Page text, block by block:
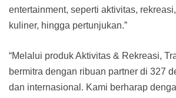
entertainment, seperti aktivitas,
kuliner, hingga pertunjukan.”
“Melalui produk Aktivitas & Rekreasi,
bermitra dengan ribuan partner di 327
dan internasional. Kami berharap